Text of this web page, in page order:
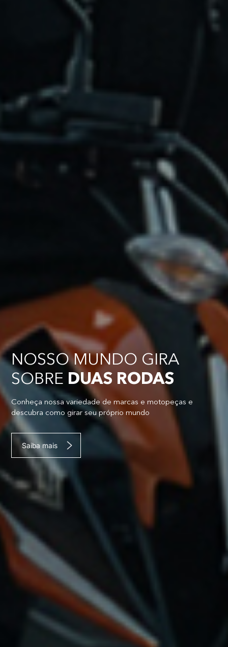
NOSSO MUNDO GIRA
SOBRE DUAS RODAS
Conheça nossa variedade de marcas e motopeças e
descubra como girar seu próprio mundo
Saiba mais